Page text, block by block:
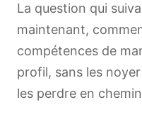
La question qui
maintenant,
compétences de
profil, sans les
les perdre en